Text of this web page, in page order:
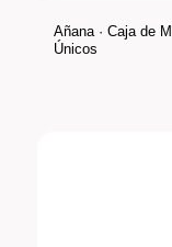
Añana · Caja de
Únicos